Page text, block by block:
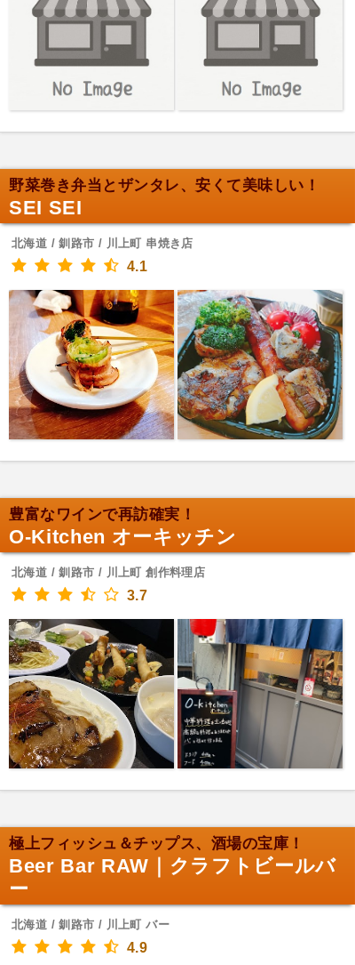
野菜巻き弁当とザンタレ、安くて美味しい！
SEI SEI
北海道 / 釧路市 / 川上町 串焼き店
4.1
豊富なワインで再訪確実！
O-Kitchen オーキッチン
北海道 / 釧路市 / 川上町 創作料理店
3.7
極上フィッシュ＆チップス、酒場の宝庫！
Beer Bar RAW｜クラフトビールバ
ー
北海道 / 釧路市 / 川上町 バー
4.9